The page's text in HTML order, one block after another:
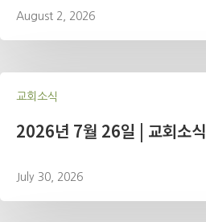
August 2, 2026
교회소식
2026년 7월 26일 | 교회소식
July 30, 2026